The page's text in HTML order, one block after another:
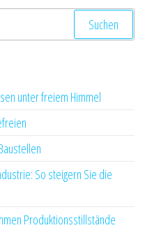
unter freiem Himmel
So steigern Sie die
Produktionsstillstände